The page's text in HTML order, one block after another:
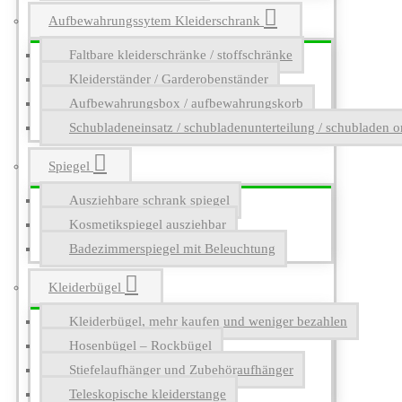
Aufbewahrungssytem Kleiderschrank
Faltbare kleiderschränke / stoffschränke
Kleiderständer / Garderobenständer
Aufbewahrungsbox / aufbewahrungskorb
Schubladeneinsatz / schubladenunterteilung / schubladen
Spiegel
Ausziehbare schrank spiegel
Kosmetikspiegel ausziehbar
Badezimmerspiegel mit Beleuchtung
Kleiderbügel
Kleiderbügel, mehr kaufen und weniger bezahlen
Hosenbügel – Rockbügel
Stiefelaufhänger und Zubehöraufhänger
Teleskopische kleiderstange